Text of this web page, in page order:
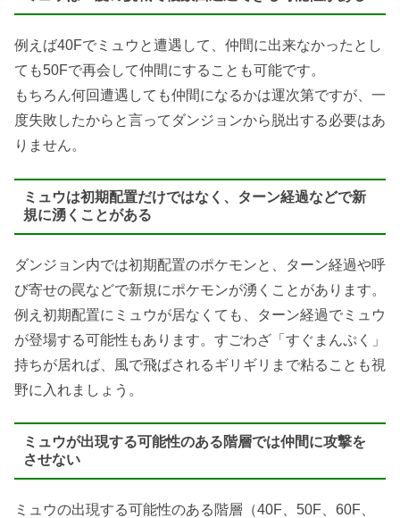
例えば40Fでミュウと遭遇して、仲間に出来なかったとし
ても50Fで再会して仲間にすることも可能です。
もちろん何回遭遇しても仲間になるかは運次第ですが、一
度失敗したからと言ってダンジョンから脱出する必要はあ
りません。
ミュウは初期配置だけではなく、ターン経過などで新
規に湧くことがある
ダンジョン内では初期配置のポケモンと、ターン経過や呼
び寄せの罠などで新規にポケモンが湧くことがあります。
例え初期配置にミュウが居なくても、ターン経過でミュウ
が登場する可能性もあります。すごわざ「すぐまんぷく」
持ちが居れば、風で飛ばされるギリギリまで粘ることも視
野に入れましょう。
ミュウが出現する可能性のある階層では仲間に攻撃を
させない
ミュウの出現する可能性のある階層（40F、50F、60F、